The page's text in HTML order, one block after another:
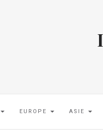
EUROPE ASIE